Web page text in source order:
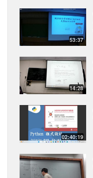
53:37
14:28
02:40:19